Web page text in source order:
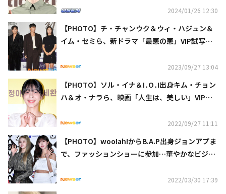
2024/01/26 12:30
【PHOTO】チ・チャンウク＆ウィ・ハジュン＆
イム・セミら、新ドラマ「最悪の悪」VIP試写会
2023/09/27 13:04
【PHOTO】ソル・イナ＆I․O․I出身キム・チョン
ハ＆オ・ナラら、映画「人生は、美しい」VIP試
2022/09/27 11:11
【PHOTO】woo!ah!からB.A.P出身ジョンアプま
で、ファッションショーに参加…華やかなビジュ
2022/03/30 17:39